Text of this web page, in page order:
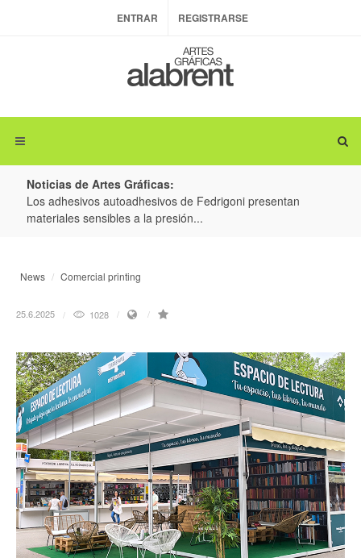
ENTRAR REGISTRARSE
Noticias de Artes Gráficas:
Los adhesivos autoadhesivos de Fedrigoni presentan
materiales sensibles a la presión...
News Comercial printing
25.6.2025 1028